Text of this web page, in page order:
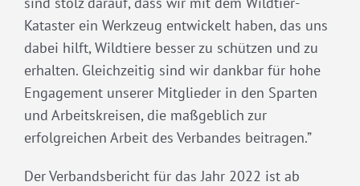
Kataster ein Werkzeug entwickelt haben, das uns
dabei hilft, Wildtiere besser zu schützen und zu
erhalten. Gleichzeitig sind wir dankbar für hohe
Engagement unserer Mitglieder in den Sparten
und Arbeitskreisen, die maßgeblich zur
erfolgreichen Arbeit des Verbandes beitragen.”
Der Verbandsbericht für das Jahr 2022 ist ab